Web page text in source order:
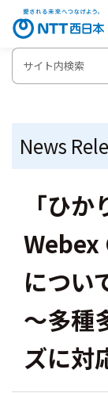
News
「ひ
Webex
につい
～多種
ズに対